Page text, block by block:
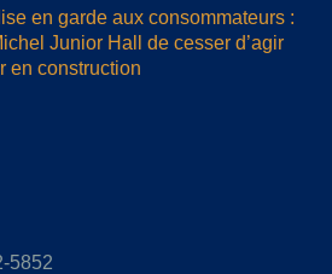
en garde aux consommateurs :
Junior Hall de cesser d’agir
en construction
5852